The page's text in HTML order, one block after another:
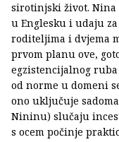
sirotinjski život.
u Englesku i udaju za
roditeljima i dvjema
prvom planu ove,
egzistencijalnog
od norme u domeni
ono uključuje
Nininu) slučaju
s ocem počinje